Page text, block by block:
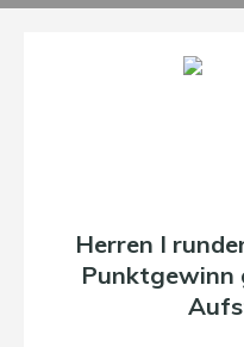
Herren I
Punktgewinn